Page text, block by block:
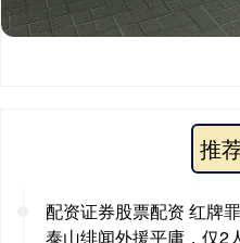
推
配资证券股票配资 红牌
泰山绯闻外援平庸，仅2